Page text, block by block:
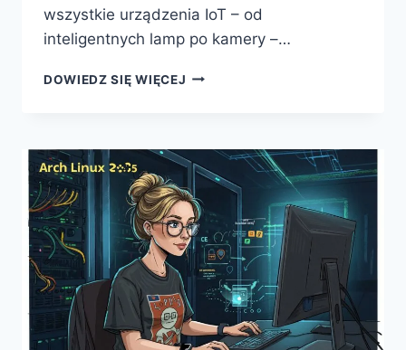
wszystkie urządzenia IoT – od
inteligentnych lamp po kamery –…
DOWIEDZ SIĘ WIĘCEJ INTELIGENTNE
PC
–
REWOLUCJA
W
ZARZĄDZANIU
URZĄDZENIAMI
IOT
DLA
KREATYWNYCH
WORKFLOW